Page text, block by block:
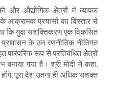
और औद्योगिक क्षेत्रों में व्यापक
के आक्रामक प्रयासों का विस्तार से
कि युवा सशक्तिकरण एक विकसित
के उन रणनीतिक नीतिगत
पारंपरिक रूप से प्रतिबंधित क्षेत्रों
गया है। श्री मोदी ने कहा
, पूरा देश उतना ही अधिक सशक्त